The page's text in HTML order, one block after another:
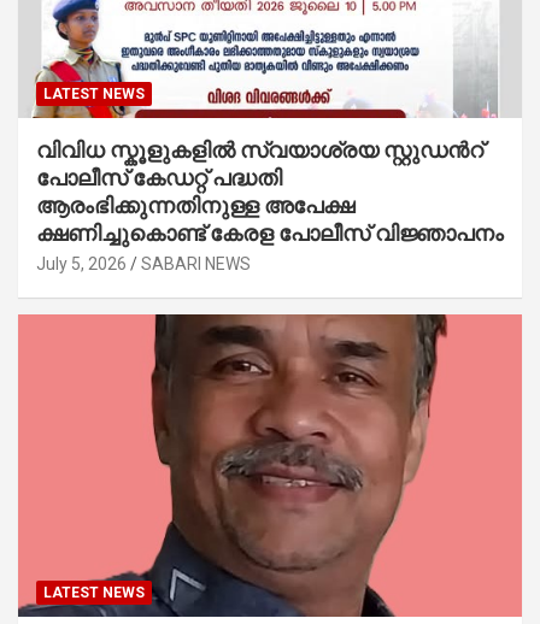
LATEST NEWS
വിവിധ സ്കൂളുകളില്‍ സ്വയാശ്രയ സ്റ്റുഡന്‍റ്
പോലീസ് കേഡറ്റ് പദ്ധതി
ആരംഭിക്കുന്നതിനുള്ള അപേക്ഷ
ക്ഷണിച്ചുകൊണ്ട് കേരള പോലീസ് വിജ്ഞാപനം
July 5, 2026 SABARI NEWS
LATEST NEWS